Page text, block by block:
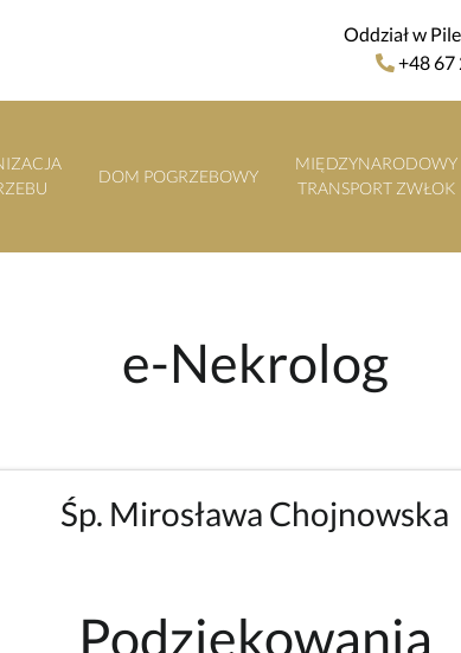
Oddział w
+48 67
DOM POGRZEBOWY
MIĘDZYNARODOWY
TRANSPORT ZWŁOK
e-Nekrolog
Śp. Mirosława Chojnowska
Podziękowania